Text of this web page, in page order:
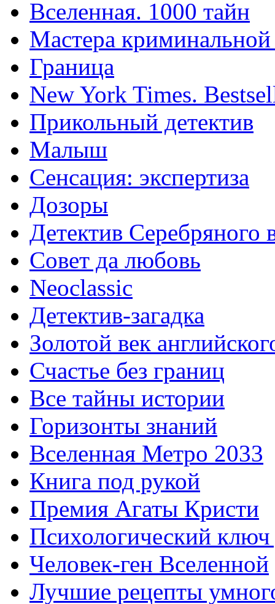
Вселенная. 1000 тайн
Мастера
Граница
New York Times.
Прикольный детектив
Малыш
Сенсация: экспертиза
Дозоры
Детектив Серебряного
Совет да любовь
Neoclassic
Детектив-загадка
Золотой век
Счастье без границ
Все тайны истории
Горизонты знаний
Вселенная Метро 2033
Книга под рукой
Премия Агаты Кристи
Психологический
Человек-ген Вселенной
Лучшие рецепты